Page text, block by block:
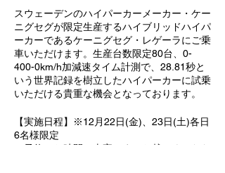
スウェーデンのハイパーカーメーカー・ケー
ニグセグが限定生産するハイブリッドハイパ
ーカーであるケーニグセグ・レゲーラにご乗
車いただけます。生産台数限定80台、0-
400-0km/h加減速タイム計測で、28.81秒と
いう世界記録を樹立したハイパーカーに試乗
いただける貴重な機会となっております。
【実施日程】※12月22日(金)、23日(土)各日
6名様限定
ご予約のお時間に車寄せまでお越しくいただ